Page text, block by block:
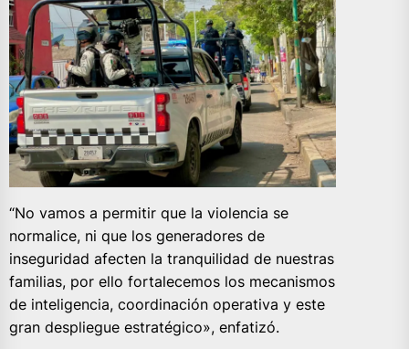
“No vamos a permitir que la violencia se
normalice, ni que los generadores de
inseguridad afecten la tranquilidad de nuestras
familias, por ello fortalecemos los mecanismos
de inteligencia, coordinación operativa y este
gran despliegue estratégico», enfatizó.